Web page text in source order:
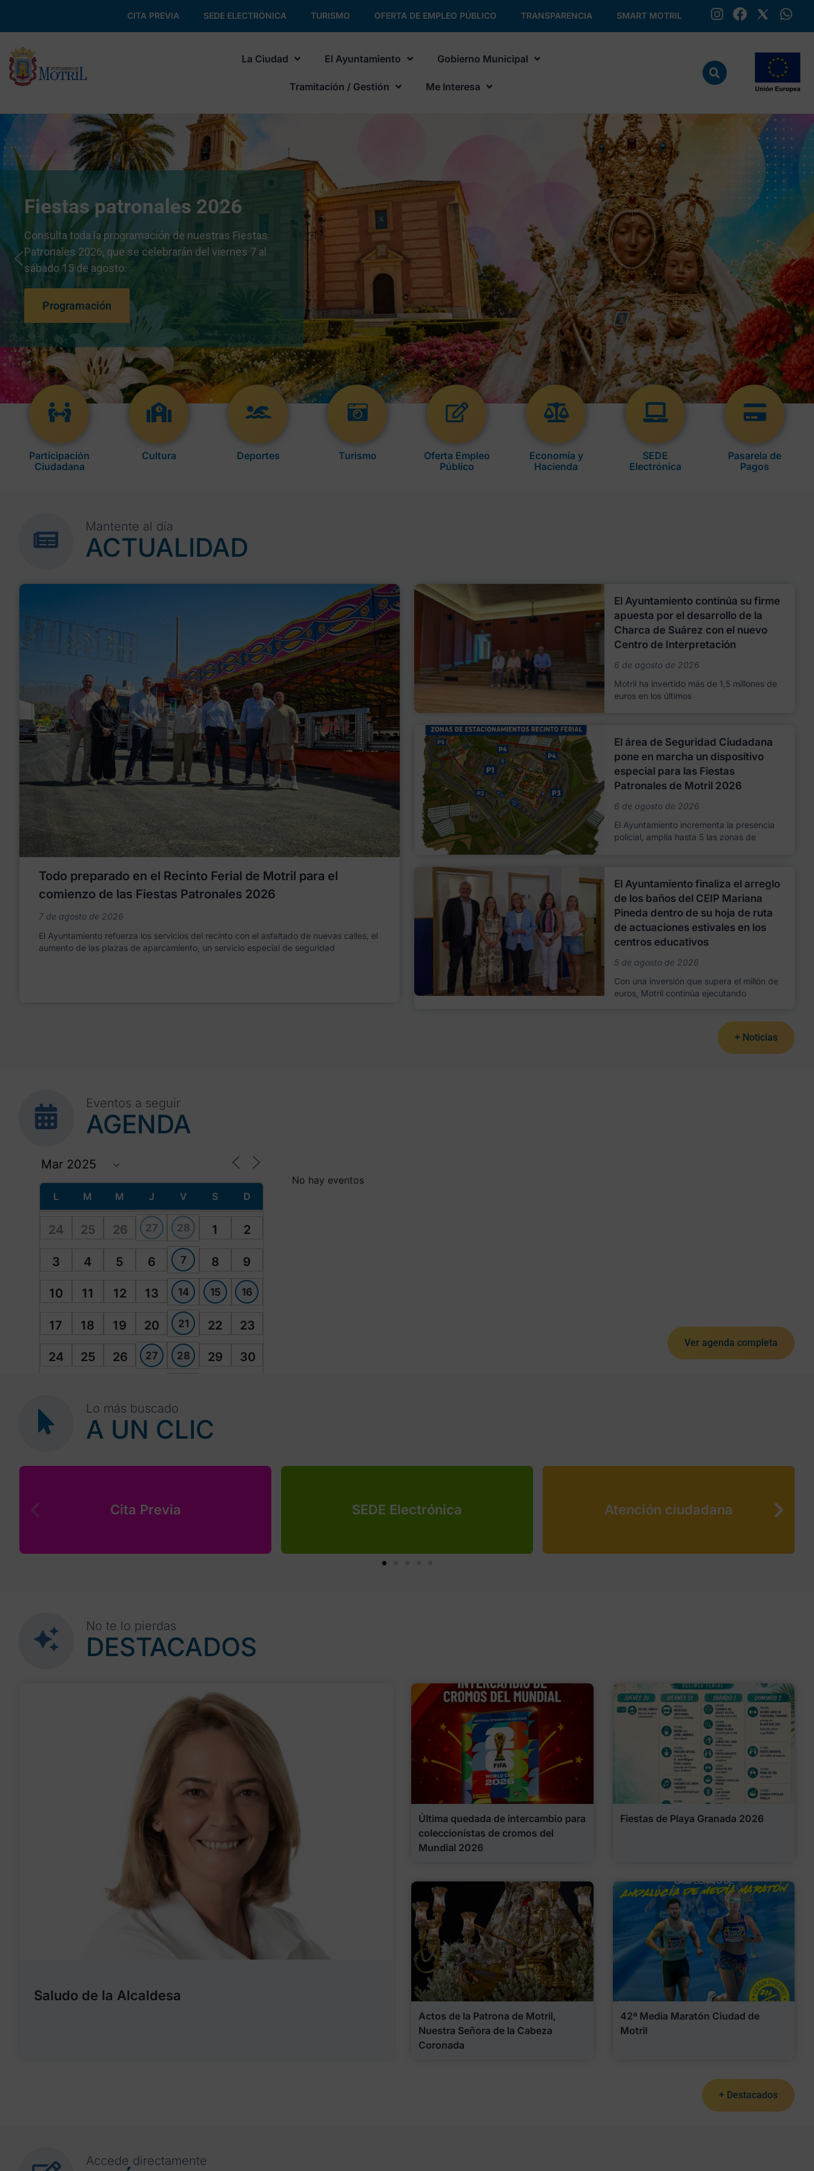
CITA PREVIA SEDE ELECTRÓNICA TURISMO OFERTA DE EMPLEO PÚBLICO TRANSPARENCIA SMART MOTRIL
La Ciudad El Ayuntamiento Gobierno Municipal
Tramitación / Gestión Me Interesa
Fiestas patronales 2026
Consulta toda la programación de nuestras Fiestas
Patronales 2026, que se celebrarán del viernes 7 al
sábado 15 de agosto.
Programación
Participación
Ciudadana
Cultura Deportes Turismo
Oferta Empleo
Público
Economía y
Hacienda
SEDE
Electrónica
Pasarela de
Pagos
Mantente al día
ACTUALIDAD
Todo preparado en el Recinto Ferial de Motril para el
comienzo de las Fiestas Patronales 2026
7 de agosto de 2026
El Ayuntamiento refuerza los servicios del recinto con el asfaltado de nuevas calles, el
aumento de las plazas de aparcamiento, un servicio especial de seguridad
El Ayuntamiento continúa su firme
apuesta por el desarrollo de la
Charca de Suárez con el nuevo
Centro de Interpretación
6 de agosto de 2026
Motril ha invertido más de 1,5 millones de
euros en los últimos
El área de Seguridad Ciudadana
pone en marcha un dispositivo
especial para las Fiestas
Patronales de Motril 2026
6 de agosto de 2026
El Ayuntamiento incrementa la presencia
policial, amplía hasta 5 las zonas de
El Ayuntamiento finaliza el arreglo
de los baños del CEIP Mariana
Pineda dentro de su hoja de ruta
de actuaciones estivales en los
centros educativos
5 de agosto de 2026
Con una inversión que supera el millón de
euros, Motril continúa ejecutando
+ Noticias
Eventos a seguir
AGENDA
L M M J V S D
24 25 26 27 28 1 2
3 4 5 6 7 8 9
10 11 12 13 14 15 16
17 18 19 20 21 22 23
24 25 26 27 28 29 30
No hay eventos
Ver agenda completa
Lo más buscado
A UN CLIC
Cita Previa SEDE Electrónica Atención ciudadana
No te lo pierdas
DESTACADOS
Saludo de la Alcaldesa
Última quedada de intercambio para
coleccionistas de cromos del
Mundial 2026
Fiestas de Playa Granada 2026
Actos de la Patrona de Motril,
Nuestra Señora de la Cabeza
Coronada
42ª Media Maratón Ciudad de
Motril
+ Destacados
Accede directamente